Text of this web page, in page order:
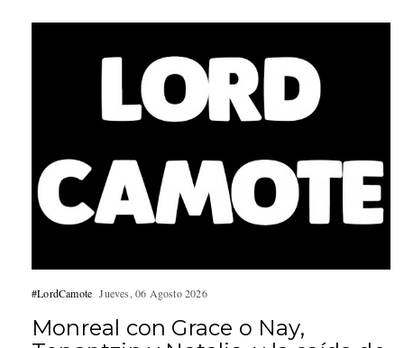
#LordCamote Jueves, 06 Agosto 2026
Monreal con Grace o Nay,